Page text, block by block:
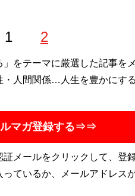
1 2
をテーマに厳選した記事を
人間関係…人生を豊かにす
ルマガ登録する⇒⇒
メールをクリックして、登
ているか、メールアドレス